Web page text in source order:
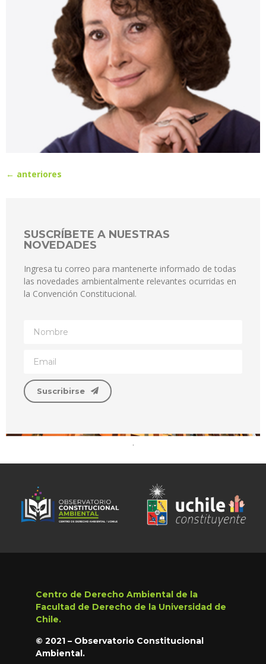
← anteriores
SUSCRÍBETE A NUESTRAS
NOVEDADES
Ingresa tu correo para mantenerte informado de todas
las novedades ambientalmente relevantes ocurridas en
la Convención Constitucional.
Suscribirse
.
Centro de Derecho Ambiental de la
Facultad de Derecho de la Universidad de
Chile.
© 2021 – Observatorio Constitucional
Ambiental.